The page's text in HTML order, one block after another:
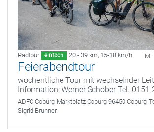
Radtour einfach 20 - 39 km, 15-18 km/h
Feierabendtour
wöchentliche Tour mit wechselnder
Information: Werner Schober Tel. 0151
ADFC Coburg Marktplatz Coburg 96450 Coburg
Sigrid Brunner